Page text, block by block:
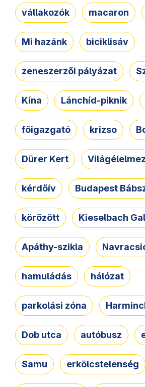
vállakozók macaron
Mi hazánk biciklisáv
zeneszerzői pályázat
Kína Lánchíd-piknik
főigazgató krizso
Dürer Kert
kérdőív Budapest
körözött Kieselbach
Apáthy-szikla
hamuládás hálózat
parkolási zóna
Dob utca autóbusz
Samu erkölcstelenség